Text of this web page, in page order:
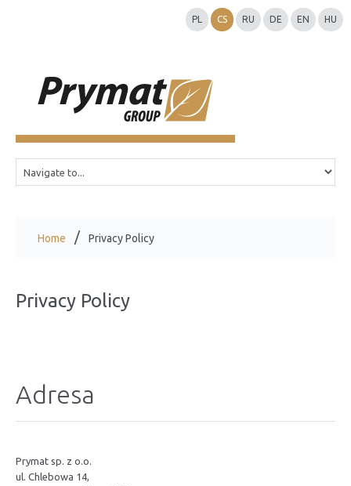
PL CS RU DE EN HU
Home Privacy Policy
Privacy Policy
Adresa
Prymat sp. z o.o.
ul. Chlebowa 14,